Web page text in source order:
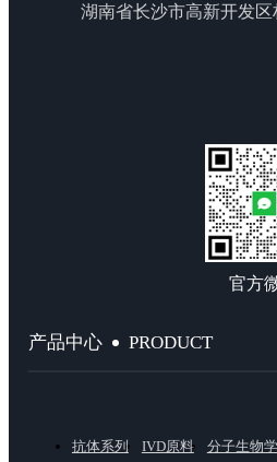
湖南省长沙市高新开发
官方
产品中心 PRODUCT
抗体系列 IVD原料 分子生物